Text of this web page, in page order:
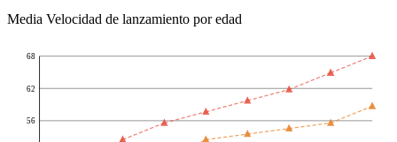
Media Velocidad de lanzamiento por edad
56
62
68